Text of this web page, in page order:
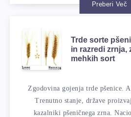
Preberi Več
Trde sorte
in razredi zrnja,
mehkih sort
Zgodovina gojenja trde pšenice.
Trenutno stanje, države
kazalniki pšeničnega zrna.